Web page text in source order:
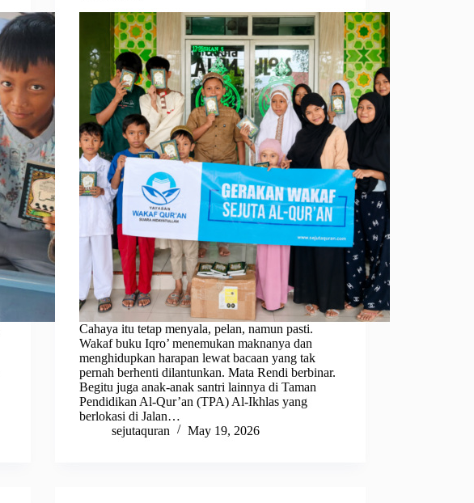
Cahaya itu tetap menyala, pelan, namun pasti.
Wakaf buku Iqro’ menemukan maknanya dan
menghidupkan harapan lewat bacaan yang tak
pernah berhenti dilantunkan. Mata Rendi berbinar.
Begitu juga anak-anak santri lainnya di Taman
Pendidikan Al-Qur’an (TPA) Al-Ikhlas yang
berlokasi di Jalan…
sejutaquran
May 19, 2026